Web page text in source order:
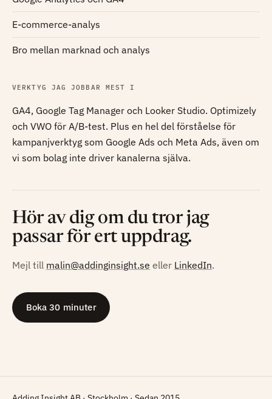
E-commerce-analys
Bro mellan marknad och analys
VERKTYG JAG JOBBAR MEST I
GA4, Google Tag Manager och Looker Studio. Optimizely
och VWO för A/B-test. Plus en hel del förståelse för
kampanjverktyg som Google Ads och Meta Ads, även om
vi som bolag inte driver kanalerna själva.
Hör av dig om du tror jag
passar för ert uppdrag.
Mejl till malin@addinginsight.se eller LinkedIn.
Boka 30 minuter